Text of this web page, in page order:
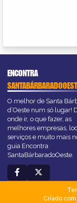
ENCONTRA
O melhor de Santa
d’Oeste num só lugar!
onde ir, o que fazer, as
melhores empresas,
serviços e muito mais
guia Encontra
SantaBárbaradoOeste.
Criado com